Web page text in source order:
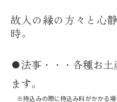
故人の縁の方々と心
時。
●法事・・・各種お土
ます。
※持込みの際に持込み料がかかる場